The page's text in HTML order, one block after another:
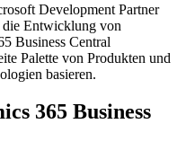
Development Partner
Entwicklung von
Business Central
Palette von Produkten und
basieren.
365 Business